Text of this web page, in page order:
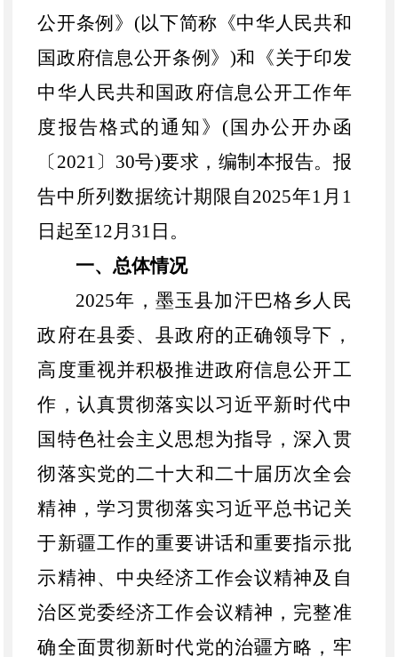
公开条例》 (以下简称《中华人民共和
国政府信息公开条例》)和《关于印发
中华人民共和国政府信息公开工作年
度报告格式的通知》(国办公开办函
〔2021〕30号)要求，编制本报告。报
告中所列数据统计期限自2025年1月1
日起至12月31日。
一、总体情况
2025年，墨玉县加汗巴格 乡人民
政府在县委、县政府的正确领导下，
高度重视并积极推进政府信息公开工
作，认真贯彻落实以习近平新时代中
国特色社会主义思想为指导，深入贯
彻落实党的二十大和二十届历次全会
精神，学习贯彻落实习近平总书记关
于新疆工作的重要讲话和重要指示批
示精神、中央经济工作会议精神及自
治区党委经济工作会议精神，完整准
确全面贯彻新时代党的治疆方略， 牢